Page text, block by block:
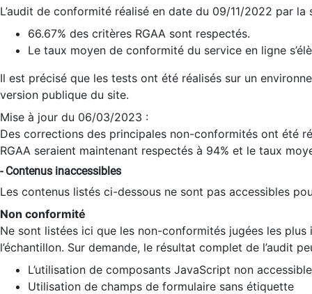
L’audit de conformité réalisé en date du 09/11/2022 par
66.67% des critères RGAA sont respectés.
Le taux moyen de conformité du service en ligne
Il est précisé que les tests ont été réalisés sur un
version publique du site.
Mise à jour du 06/03/2023 :
Des corrections des principales non-conformités ont été
RGAA seraient maintenant respectés à 94% et le taux
- Contenus inaccessibles
Les contenus listés ci-dessous ne sont pas accessibles
Non conformité
Ne sont listées ici que les non-conformités jugées les
l’échantillon. Sur demande, le résultat complet de l’audit
L’utilisation de composants JavaScript non
Utilisation de champs de formulaire sans étiquette